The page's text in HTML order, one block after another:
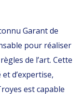
Garant de
pour réaliser
de l’art. Cette
d’expertise,
est capable